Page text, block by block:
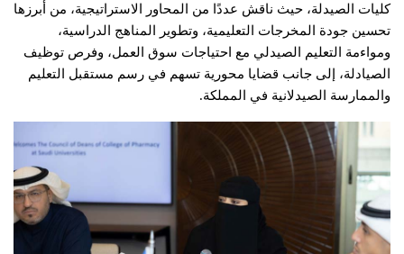
كليات الصيدلة، حيث ناقش عددًا من المحاور الاستراتيجية، من أبرزها
تحسين جودة المخرجات التعليمية، وتطوير المناهج الدراسية،
ومواءمة التعليم الصيدلي مع احتياجات سوق العمل، وفرص توظيف
الصيادلة، إلى جانب قضايا محورية تسهم في رسم مستقبل التعليم
والممارسة الصيدلانية في المملكة.